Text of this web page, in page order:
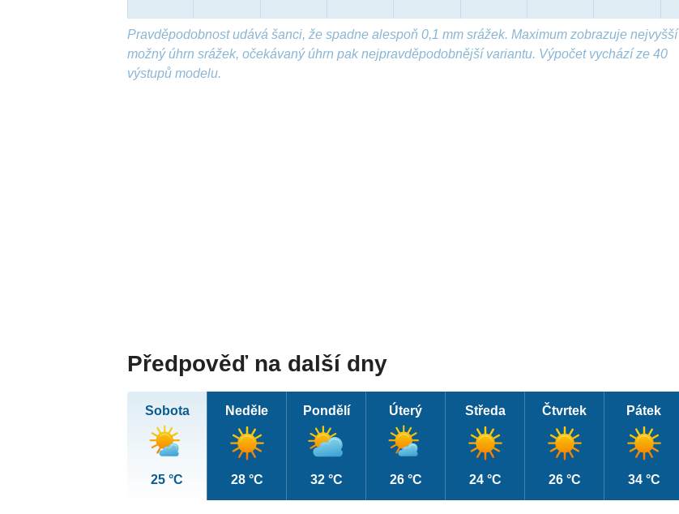
Pravděpodobnost udává šanci, že spadne alespoň 0,1 mm srážek. Maximum zobrazuje nejvyšší
možný úhrn srážek, očekávaný úhrn pak nejpravděpodobnější variantu. Výpočet vychází ze 40
výstupů modelu.
Předpověď na další dny
Sobota
25 °C
Neděle
28 °C
Pondělí
32 °C
Úterý
26 °C
Středa
24 °C
Čtvrtek
26 °C
Pátek
34 °C